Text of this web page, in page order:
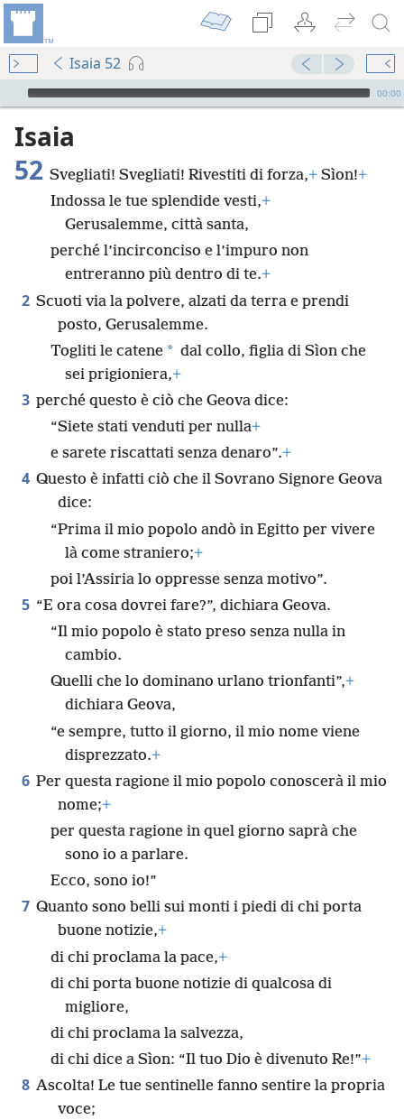
Isaia 52
Audio Player
00:00
Isaia
52 Svegliati! Svegliati! Rivestiti di forza,+ Sìon!+
Indossa le tue splendide vesti,+
Gerusalemme, città santa,
perché l’incirconciso e l’impuro non
entreranno più dentro di te.+
2 Scuoti via la polvere, alzati da terra e prendi
posto, Gerusalemme.
Togliti le catene * dal collo, figlia di Sìon che
sei prigioniera,+
3 perché questo è ciò che Geova dice:
“Siete stati venduti per nulla+
e sarete riscattati senza denaro”.+
4 Questo è infatti ciò che il Sovrano Signore Geova
dice:
“Prima il mio popolo andò in Egitto per vivere
là come straniero;+
poi l’Assiria lo oppresse senza motivo”.
5 “E ora cosa dovrei fare?”, dichiara Geova.
“Il mio popolo è stato preso senza nulla in
cambio.
Quelli che lo dominano urlano trionfanti”,+
dichiara Geova,
“e sempre, tutto il giorno, il mio nome viene
disprezzato.+
6 Per questa ragione il mio popolo conoscerà il mio
nome;+
per questa ragione in quel giorno saprà che
sono io a parlare.
Ecco, sono io!”
7 Quanto sono belli sui monti i piedi di chi porta
buone notizie,+
di chi proclama la pace,+
di chi porta buone notizie di qualcosa di
migliore,
di chi proclama la salvezza,
di chi dice a Sìon: “Il tuo Dio è divenuto Re!”+
8 Ascolta! Le tue sentinelle fanno sentire la propria
voce;